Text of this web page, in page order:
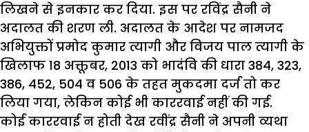
लिखने से इनकार कर दिया. इस पर रविंद्र सैनी ने
अदालत की शरण ली. अदालत के आदेश पर नामजद
अभियुक्तों प्रमोद कुमार त्यागी और विजय पाल त्यागी के
खिलाफ 18 अक्तूबर, 2013 को भादंवि की धारा 384, 323,
386, 452, 504 व 506 के तहत मुकदमा दर्ज तो कर
लिया गया, लेकिन कोई भी काररवाई नहीं की गई.
कोई काररवाई न होती देख रवींद्र सैनी ने अपनी व्यथा